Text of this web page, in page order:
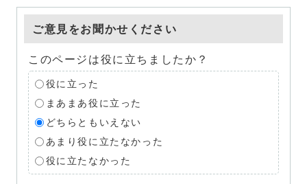
ご意見をお聞かせください
このページは役に立ちましたか？
役に立った
まあまあ役に立った
どちらともいえない
あまり役に立たなかった
役に立たなかった